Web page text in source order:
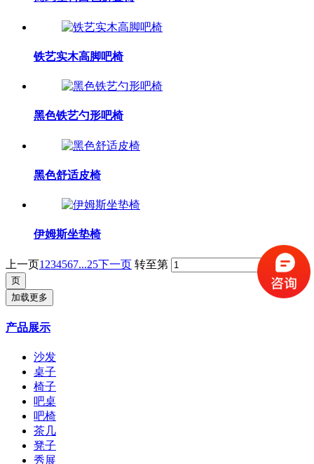
铁艺实木高脚吧椅
黑色铁艺勺形吧椅
黑色舒适皮椅
伊姆斯坐垫椅
上一页1 234567...25下一页 转至第
加载更多
产品展示
沙发
桌子
椅子
吧桌
吧椅
茶几
凳子
秀展